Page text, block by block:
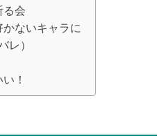
る会
ないキャラに
レ）
！